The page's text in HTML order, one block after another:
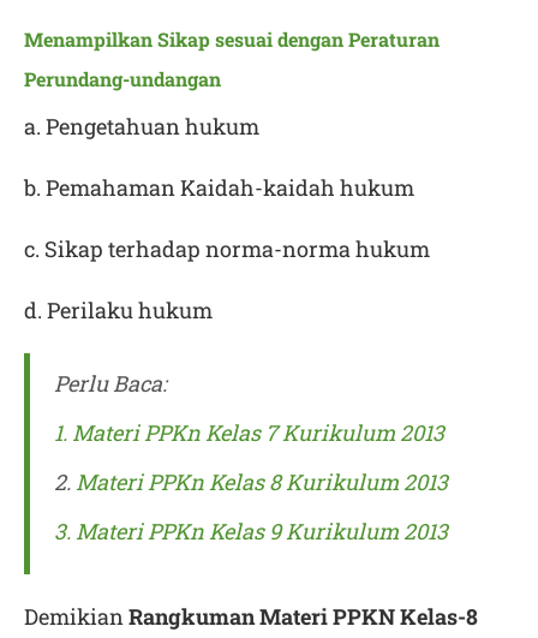
Menampilkan Sikap sesuai dengan Peraturan
Perundang-undangan
a. Pengetahuan hukum
b. Pemahaman Kaidah-kaidah hukum
c. Sikap terhadap norma-norma hukum
d. Perilaku hukum
Perlu Baca:
1. Materi PPKn Kelas 7 Kurikulum 2013
2. Materi PPKn Kelas 8 Kurikulum 2013
3. Materi PPKn Kelas 9 Kurikulum 2013
DemikianRangkuman Materi PPKN Kelas-8